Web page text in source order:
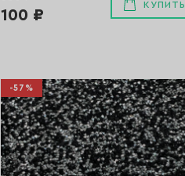
100 ₽
КУПИТЬ
-57%